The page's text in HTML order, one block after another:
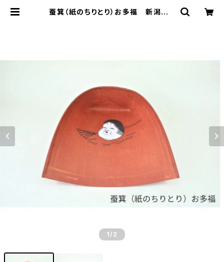
蚕箕（紙のちりとり）お多福 新潟製 |
1 /2